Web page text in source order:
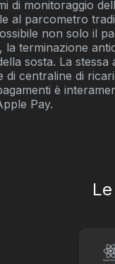
di monitoraggio
al parcometro
non solo il
la terminazione
sosta. La
di centraline di
è
Pay.